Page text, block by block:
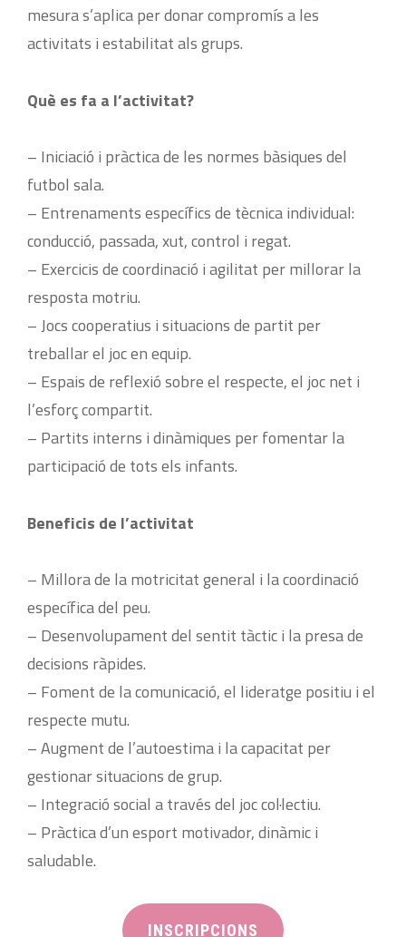
mesura s’aplica per donar compromís a les
activitats i estabilitat als grups.
Què es fa a l’activitat?
– Iniciació i pràctica de les normes bàsiques del
futbol sala.
– Entrenaments específics de tècnica individual:
conducció, passada, xut, control i regat.
– Exercicis de coordinació i agilitat per millorar la
resposta motriu.
– Jocs cooperatius i situacions de partit per
treballar el joc en equip.
– Espais de reflexió sobre el respecte, el joc net i
l’esforç compartit.
– Partits interns i dinàmiques per fomentar la
participació de tots els infants.
Beneficis de l’activitat
– Millora de la motricitat general i la coordinació
específica del peu.
– Desenvolupament del sentit tàctic i la presa de
decisions ràpides.
– Foment de la comunicació, el lideratge positiu i el
respecte mutu.
– Augment de l’autoestima i la capacitat per
gestionar situacions de grup.
– Integració social a través del joc col·lectiu.
– Pràctica d’un esport motivador, dinàmic i
saludable.
INSCRIPCIONS